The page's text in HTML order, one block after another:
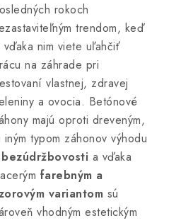
rokoch
trendom, keď
vďaka nim viete uľahčiť
na záhrade pri
vlastnej, zdravej
a ovocia. Betónové
majú oproti dreveným,
iným typom záhonov výhodu
bezúdržbovosti a vďaka
farebným a
variantom sú
vhodným estetickým